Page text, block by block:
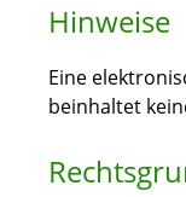
Hinweise
Eine
beinhaltet